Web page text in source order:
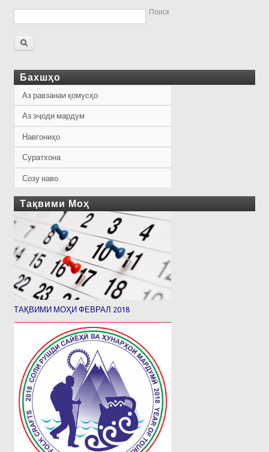
Поиск
Бахшҳо
Аз равзанаи қомусҳо
Аз эҷоди мардум
Навгониҳо
Суратхона
Созу наво
Тақвими Моҳ
ТАҚВИМИ МОҲИ ФЕВРАЛ 2018